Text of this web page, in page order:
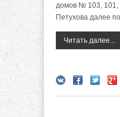
домов № 103, 101,
Петухова далее
Читать далее...